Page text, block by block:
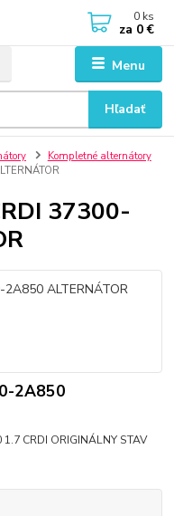
Menu
Hľadať
0 ks
za 0 €
Kompletné alternátory
37300-
2A850
CRDI ORIGINÁLNY STAV